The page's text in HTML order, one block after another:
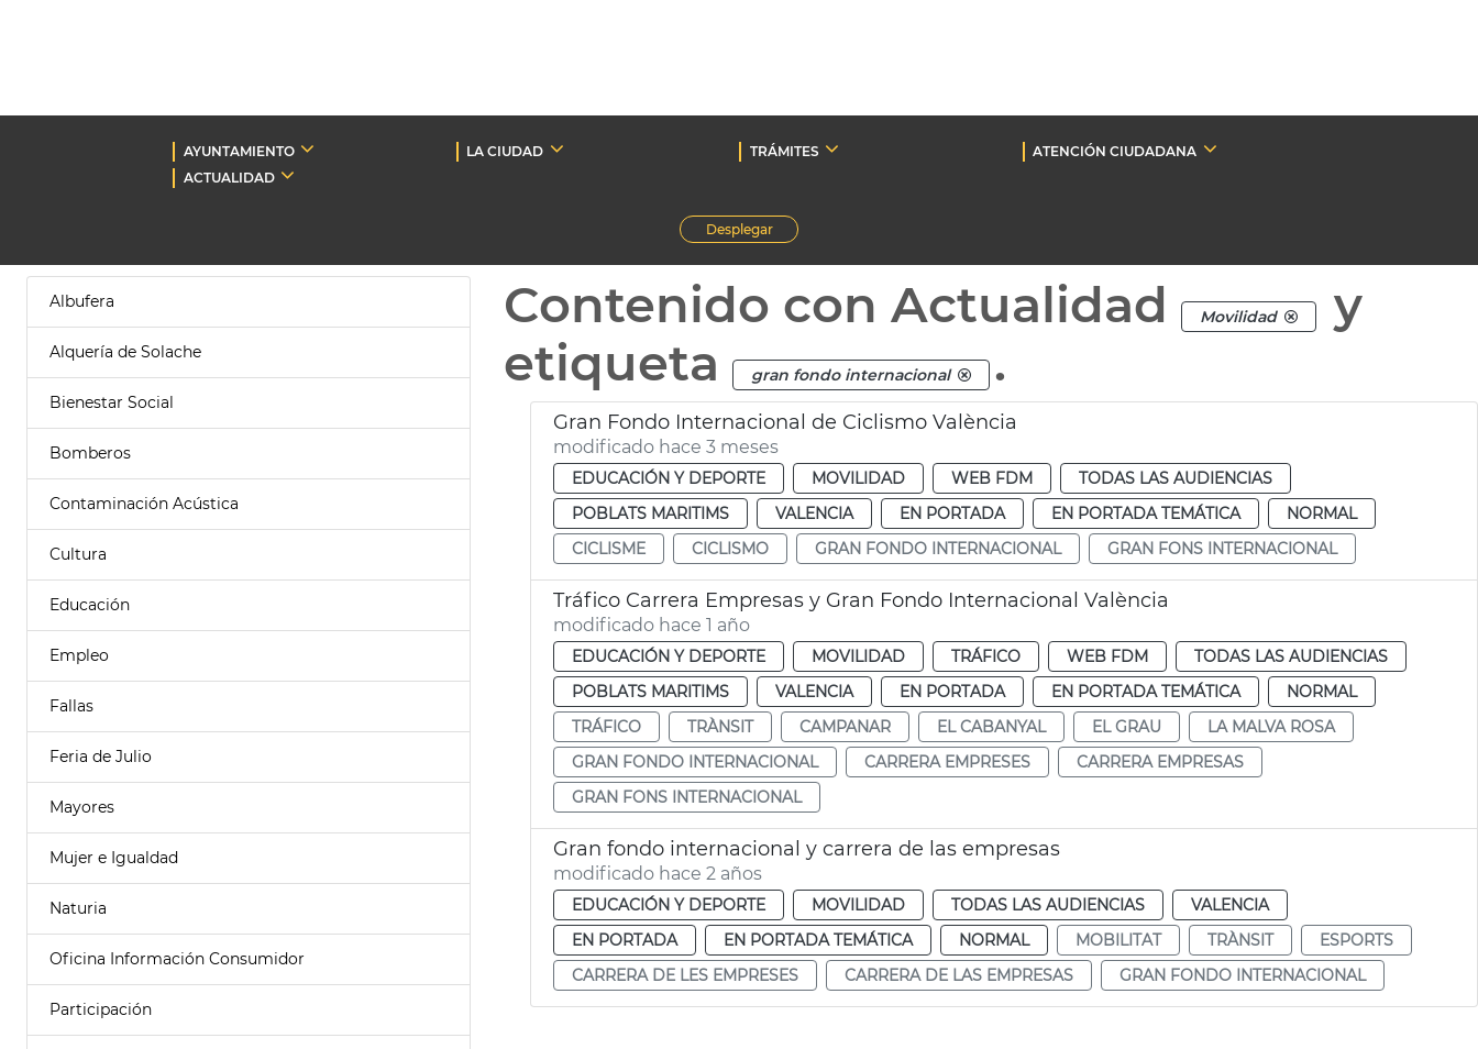
AYUNTAMIENTO LA CIUDAD TRÁMITES
ATENCIÓN CIUDADANA
ACTUALIDAD
Desplegar
Albufera
Alquería de Solache
Bienestar Social
Bomberos
Contaminación Acústica
Cultura
Educación
Empleo
Fallas
Feria de Julio
Mayores
Mujer e Igualdad
Naturia
Oficina Información Consumidor
Participación
Contenido con Actualidad Movilidad
y
etiqueta
gran fondo internacional .
Gran Fondo Internacional de Ciclismo València
modificado hace 3 meses
EDUCACIÓN Y DEPORTE MOVILIDAD WEB FDM
TODAS LAS AUDIENCIAS
POBLATS MARITIMS
VALENCIA EN PORTADA EN PORTADA TEMÁTICA
NORMAL
CICLISME
CICLISMO GRAN FONDO INTERNACIONAL GRAN FONS INTERNACIONAL
Tráfico Carrera Empresas y Gran Fondo Internacional València
modificado hace 1 año
EDUCACIÓN Y DEPORTE MOVILIDAD TRÁFICO WEB FDM
TODAS LAS AUDIENCIAS
POBLATS MARITIMS
VALENCIA EN PORTADA EN PORTADA TEMÁTICA
NORMAL
TRÁFICO
TRÀNSIT CAMPANAR EL CABANYAL EL GRAU
LA MALVA ROSA
GRAN FONDO INTERNACIONAL
CARRERA EMPRESES
CARRERA EMPRESAS
GRAN FONS INTERNACIONAL
Gran fondo internacional y carrera de las empresas
modificado hace 2 años
EDUCACIÓN Y DEPORTE MOVILIDAD TODAS LAS AUDIENCIAS
VALENCIA
EN PORTADA
EN PORTADA TEMÁTICA NORMAL MOBILITAT TRÀNSIT
ESPORTS
CARRERA DE LES EMPRESES
CARRERA DE LAS EMPRESAS GRAN FONDO INTERNACIONAL